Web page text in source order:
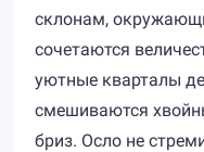
склонам,
сочетаются
уютные кварталы
смешиваются
бриз. Осло не